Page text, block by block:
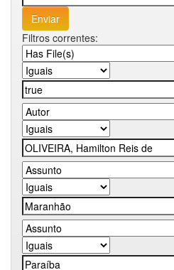
Filtros correntes: